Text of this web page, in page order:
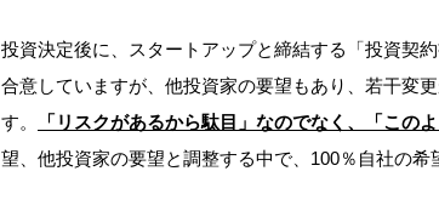
投資決定後に、スタートアップと締結する「投資契
合意していますが、他投資家の要望もあり、若干変
す。
「リスクがあるから駄目」なのでなく、「この
望、他投資家の要望と調整する中で、100％自社の希